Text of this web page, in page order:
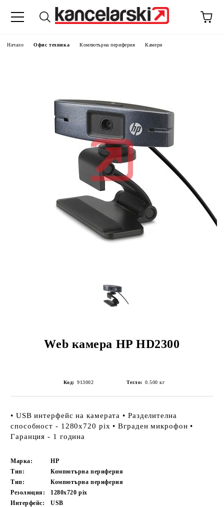
Начало Офис техника Компютърна периферия Камери
Web камера HP HD2300
Код: 913002 Тегло: 0.500 кг
• USB интерфейс на камерата • Разделителна
способност - 1280x720 pix • Вграден микрофон •
Гаранция - 1 година
Марка:
HP
Тип:
Компютърна периферия
Тип:
Компютърна периферия
Резолюция:
1280x720 pix
Интерфейс:
USB